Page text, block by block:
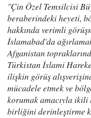
"Çin Özel Temsilcisi
beraberindeki heyeti,
hakkında verimli
İslamabad'da
Afganistan
Türkistan İslami
ilişkin görüş
mücadele etmek ve
korumak amacıyla
birliğini derinleştirme